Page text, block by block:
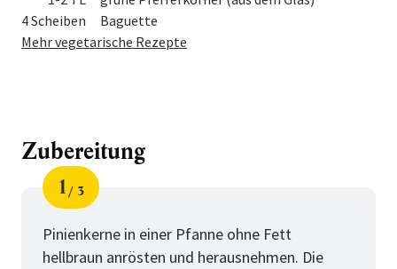
4 Scheiben
Baguette
Mehr vegetarische Rezepte
Zubereitung
Schritt
1
von
3
Pinienkerne in einer Pfanne ohne Fett
hellbraun anrösten und herausnehmen. Die